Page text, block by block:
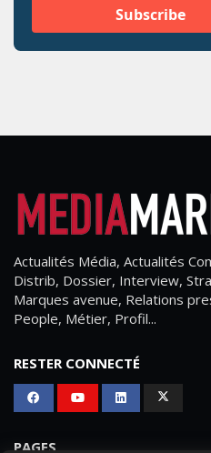
Actualités Média, Actualités
Distrib, Dossier, Interview,
Marques avenue, Relations
People, Métier, Profil...
RESTER CONNECTÉ
PAGES